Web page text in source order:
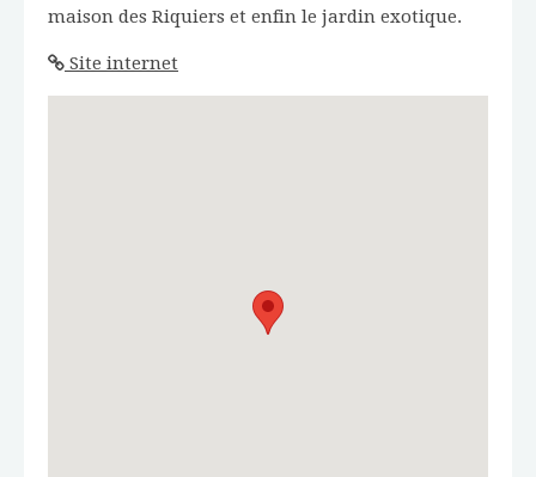
maison des Riquiers et enfin le jardin exotique.
Site internet